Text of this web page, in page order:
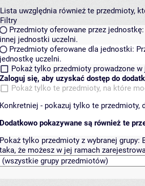
Lista uwzględnia również te przedmioty,
Filtry
Przedmioty oferowane przez jednostkę:
innej jednostki uczelni.
Przedmioty oferowane dla jednostki:
jednostkę uczelni.
Pokaż tylko przedmioty prowadzone
Zaloguj się, aby uzyskać dostęp do
Pokaż tylko te przedmioty, na które
Konkretniej - pokazuj tylko te
Dodatkowo pokazywane są również te
Pokaż tylko przedmioty z wybranej grupy:
taka, że możesz w jej ramach